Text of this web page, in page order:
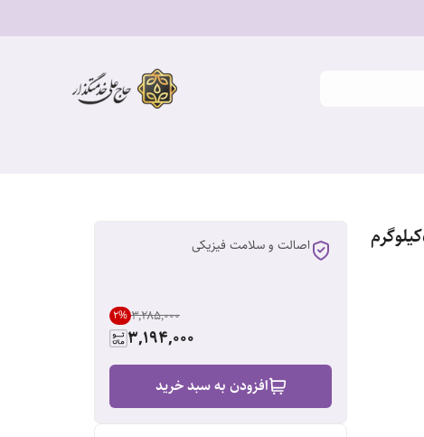
اصالت و سلامت فیزیکی
۳٬۲۸۵٬۰۰۰ 2%
3,194,000
افزودن به سبد خرید